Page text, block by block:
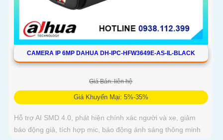
CAMERA IP 6MP DAHUA DH-IPC-HFW3649E-AS-IL-BLACK
Giá Bán: liên hệ
Giá Khuyến Mại: 5%-35%
Hỗ trợ AI SMD 4.0, phát hiện chính xác người và xe, giảm
báo động giả, tích hợp mic, báo động ánh sáng thông minh